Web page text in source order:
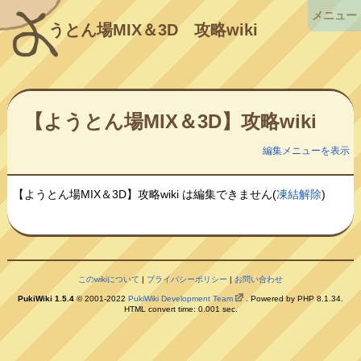
うとん場MIX＆3D攻略wiki
【ようとん場MIX＆3D】攻略wiki
編集メニューを表示
【ようとん場MIX＆3D】攻略wiki は編集できません(凍結解除)
このwikiについて | プライバシーポリシー |お問い合わせ
PukiWiki 1.5.4© 2001-2022 PukiWiki Development Team
. Powered by PHP 8.1.34.
HTML convert time: 0.001 sec.
メニュー